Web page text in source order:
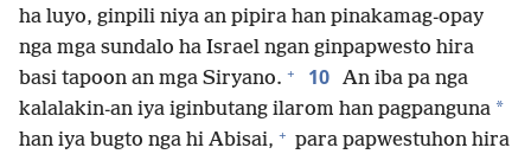
ha luyo, ginpili niya an pipira han pinakamag-opay
nga mga sundalo ha Israel ngan ginpapwesto hira
basi tapoon an mga Siryano. + 10 An iba pa nga
kalalakin-an iya iginbutang ilarom han pagpanguna *
han iya bugto nga hi Abisai, + para papwestuhon hira